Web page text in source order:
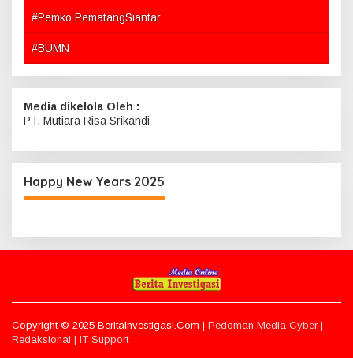
#Pemko PematangSiantar
#BUMN
Media dikelola Oleh :
PT. Mutiara Risa Srikandi
Happy New Years 2025
Copyright © 2025 BeritaInvestigasi.Com | Pedoman Media Cyber |
Redaksional | IT Support